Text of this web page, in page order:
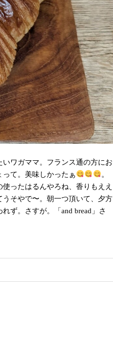
ワガママ。フランス通の方にお
て。美味しかったぁ
。
ったはるんやろね、香りもええ
そやで〜。朝一つ頂いて、夕方
ず。さすが。「and bread」さ